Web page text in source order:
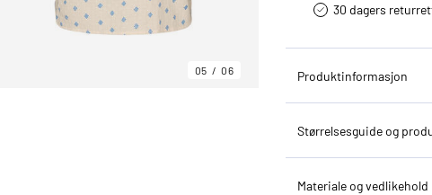
05 06
30 dagers
Produktinformasjon
Størrelsesguide og
Materiale og vedlikehold